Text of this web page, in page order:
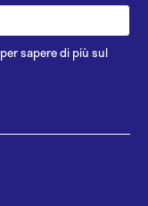
per sapere di più sul